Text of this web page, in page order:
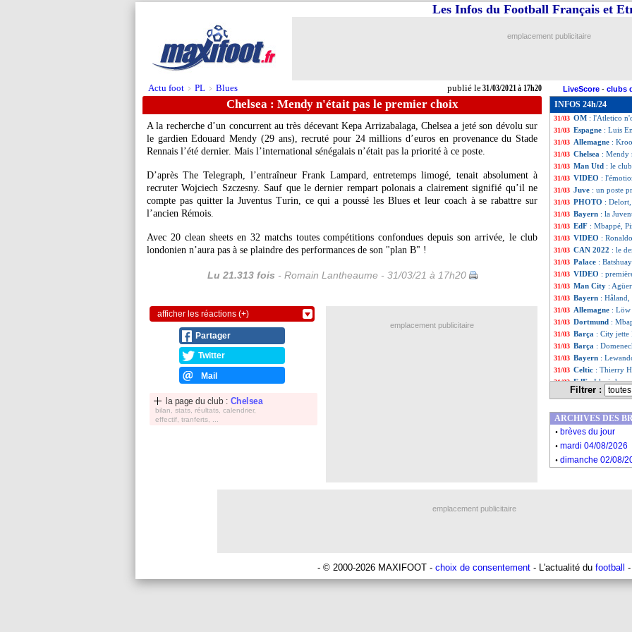
Actu foot > PL > Blues publié le31/03/2021 à 17h20
Les Infos du Football Français et
emplacement publicitaire
LiveScore - clubs
Chelsea : Mendy n'était pas le premier choix
A la recherche d’un concurrent au très décevant Kepa Arrizabalaga, Chelsea a jeté son dévolu sur
le gardien Edouard Mendy (29 ans), recruté pour 24 millions d’euros en provenance du Stade
Rennais l’été dernier. Mais l’international sénégalais n’était pas la priorité à ce poste.
D’après The Telegraph, l’entraîneur Frank Lampard, entretemps limogé, tenait absolument à
recruter Wojciech Szczesny. Sauf que le dernier rempart polonais a clairement signifié qu’il ne
compte pas quitter la Juventus Turin, ce qui a poussé les Blues et leur coach à se rabattre sur
l’ancien Rémois.
Avec 20 clean sheets en 32 matchs toutes compétitions confondues depuis son arrivée, le club
londonien n’aura pas à se plaindre des performances de son "plan B" !
Lu 21.313 fois - Romain Lantheaume - 31/03/21 à 17h20
afficher les réactions (+)
Partager
Twitter
Mail
la page du club : Chelsea
bilan, stats, réultats, calendrier,
effectif, tranferts, ...
INFOS 24h/24
31/03 EdF: 123 capes,
31/03 Leipzig
31/03 PSG: Verratti
31/03 Man City : un
31/03 OM : l'Atletico
31/03 Espagne : Luis
31/03 Allemagne :
31/03 Chelsea : Mendy
31/03 Man Utd : le
31/03 VIDEO :
31/03 Juve : un poste
31/03 PHOTO :
31/03 Bayern : la
31/03 EdF : Mbappé,
31/03 VIDEO :
31/03 CAN 2022 : le
31/03 Palace :
31/03 VIDEO :
31/03 Man City :
31/03 Bayern : Håland,
31/03 Allemagne : Löw
31/03 Dortmund :
31/03 Barça : City jette
31/03 Barça :
31/03 Bayern :
31/03 Celtic : Thierry
31/03 EdF: Lloris
Norvège : le
31/03 Portugal:
31/03 Brest: l'OL,
EdF : la clé pour
31/03 PSG: Danilo
Filtrer :
emplacement publicitaire
ARCHIVES DES
. brèves du jour
. mardi 04/08/2026
. dimanche 02/08/
emplacement publicitaire
- © 2000-2026 MAXIFOOT - choix de consentement - L'actualité du football -